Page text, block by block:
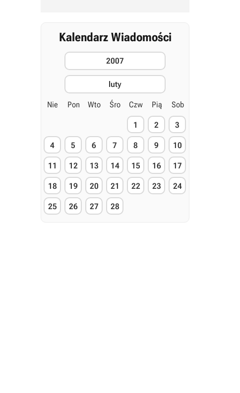
Kalendarz Wiadomości
2007
luty
Nie Pon Wto Śro Czw Pią Sob
1 2 3
4 5 6 7 8 9 10
11 12 13 14 15 16 17
18 19 20 21 22 23 24
25 26 27 28